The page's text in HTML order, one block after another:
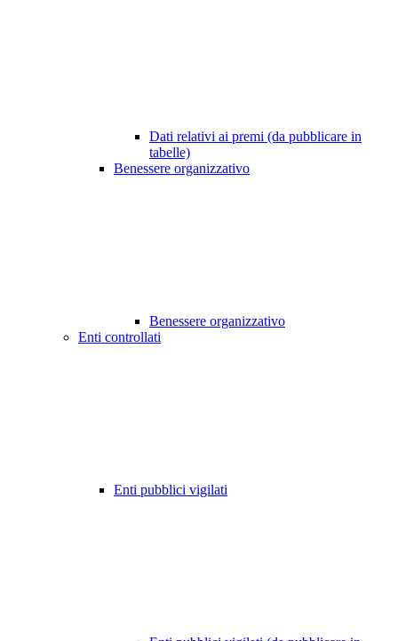
Dati relativi ai premi (da pubblicare in
tabelle)
Benessere organizzativo
Benessere organizzativo
Enti controllati
Enti pubblici vigilati